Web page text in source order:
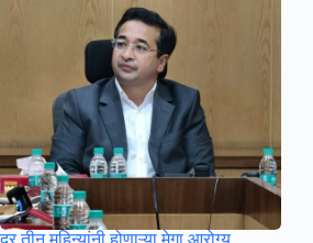
दर तीन महिन्यांनी होणाऱ्या मेगा आरोग्य